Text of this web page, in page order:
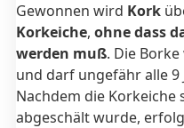
Gewonnen wird Kork
Korkeiche, ohne dass
werden muß. Die
und darf ungefähr alle
Nachdem die Korkeiche
abgeschält wurde,